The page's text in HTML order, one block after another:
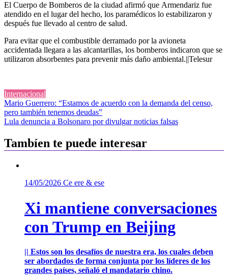
El Cuerpo de Bomberos de la ciudad afirmó que Armendariz fue
atendido en el lugar del hecho, los paramédicos lo estabilizaron y
después fue llevado al centro de salud.
Para evitar que el combustible derramado por la avioneta
accidentada llegara a las alcantarillas, los bomberos indicaron que se
utilizaron absorbentes para prevenir más daño ambiental.||Telesur
Internacional
Navegación
de
Mario Guerrero: “Estamos de acuerdo con la demanda del censo,
pero también tenemos deudas”
Lula denuncia a Bolsonaro por divulgar noticias falsas
Tambíen te puede interesar
14/05/2026 Ce ere & ese
Xi mantiene conversaciones
con Trump en Beijing
|| Estos son los desafíos de nuestra era, los cuales deben
ser abordados de forma conjunta por los líderes de los
grandes países, señaló el mandatario chino.